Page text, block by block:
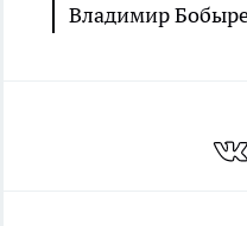
Владимир